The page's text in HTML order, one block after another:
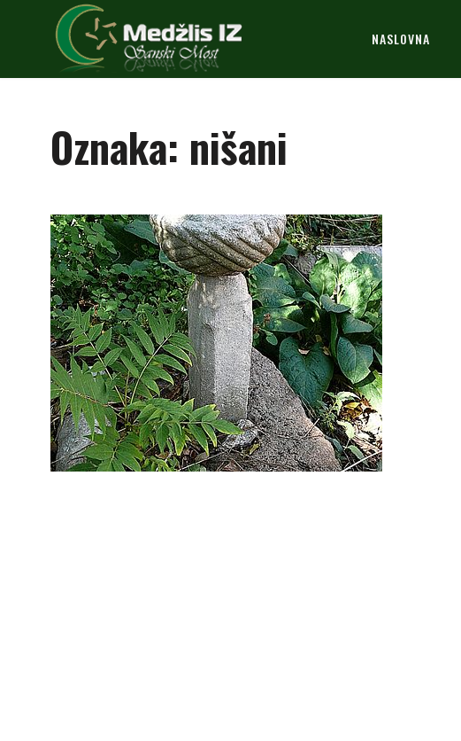
NASLOVNA
Oznaka: nišani